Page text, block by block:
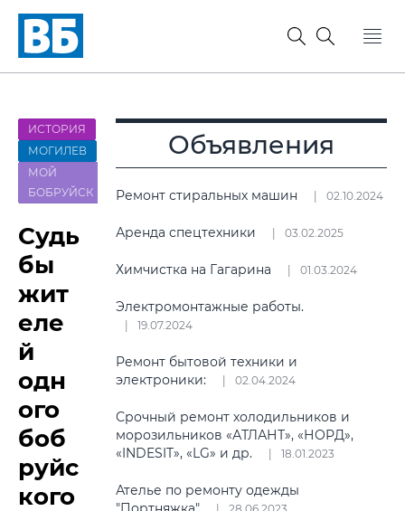
ИСТОРИЯ
МОГИЛЕВ
МОЙ
БОБРУЙСК
Судь
бы
жит
еле
й
одн
ого
боб
руйс
кого
Объявления
Ремонт стиральных машин 02.10.2024
Аренда спецтехники 03.02.2025
Химчистка на Гагарина 01.03.2024
Электромонтажные работы.
19.07.2024
Ремонт бытовой техники и
электроники:
02.04.2024
Срочный ремонт холодильников и
морозильников «АТЛАНТ», «НОРД»,
«INDESIT», «LG» и др.
18.01.2023
Ателье по ремонту одежды